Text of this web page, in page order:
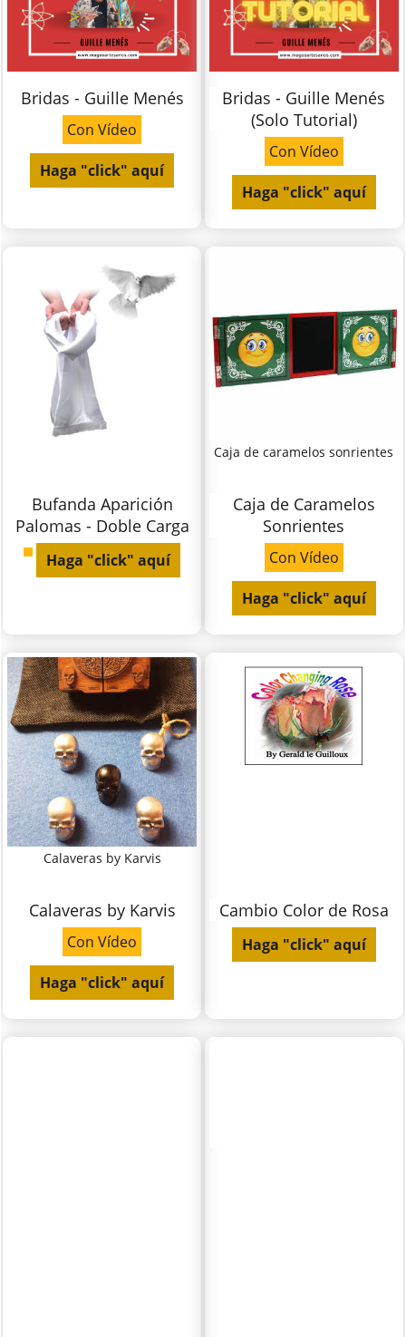
Bridas - Guille Menés
Con Vídeo
Haga "click" aquí
Bridas - Guille Menés
(Solo Tutorial)
Con Vídeo
Haga "click" aquí
Bufanda Aparición
Palomas - Doble Carga
Haga "click" aquí
Caja de caramelos sonrientes
Caja de Caramelos
Sonrientes
Con Vídeo
Haga "click" aquí
Calaveras by Karvis
Calaveras by Karvis
Con Vídeo
Haga "click" aquí
Cambio Color de Rosa
Haga "click" aquí